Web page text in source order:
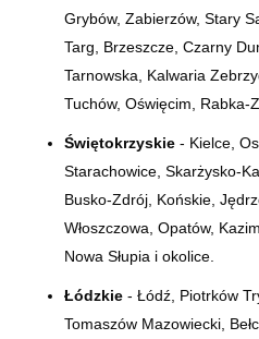
Grybów, Zabierzów, Stary
Targ, Brzeszcze, Czarny
Tarnowska, Kalwaria
Tuchów, Oświęcim, Rabka-
Świętokrzyskie- Kielce,
Starachowice, Skarżysko-
Busko-Zdrój, Końskie,
Włoszczowa, Opatów,
Nowa Słupia i okolice.
Łódzkie- Łódź, Piotrków
Tomaszów Mazowiecki,